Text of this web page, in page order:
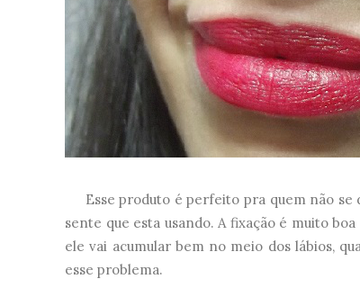
Esse produto é perfeito pra quem não se
sente que esta usando. A fixação é muito
ele vai acumular bem no meio dos lábios,
esse problema.